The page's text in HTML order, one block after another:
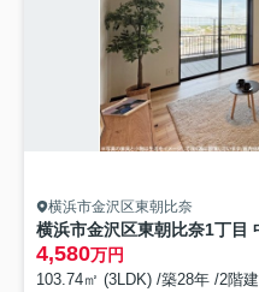
横浜市金沢区東朝比奈
4,580万円
103.74㎡ (3LDK) /築28年 /2階建